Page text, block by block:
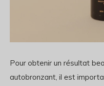
Pour obtenir un résultat
autobronzant, il est